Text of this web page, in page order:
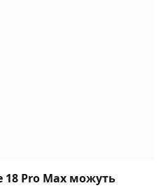
18 Pro Max можуть